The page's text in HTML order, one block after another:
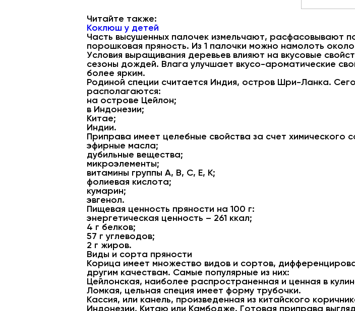
Читайте также:
Коклюш у детей
Часть высушенных палочек измельчают, расфасовывают
порошковая пряность. Из 1 палочки можно намолоть
Условия выращивания деревьев влияют на вкусовые
сезоны дождей. Влага улучшает вкусо-ароматические
более ярким.
Родиной специи считается Индия, остров Шри-Ланка.
располагаются:
на острове Цейлон;
в Индонезии;
Китае;
Индии.
Приправа имеет целебные свойства за счет химического
эфирные масла;
дубильные вещества;
микроэлементы;
витамины группы A, В, C, E, K;
фолиевая кислота;
кумарин;
эвгенол.
Пищевая ценность пряности на 100 г:
энергетическая ценность – 261 ккал;
4 г белков;
57 г углеводов;
2 г жиров.
Виды и сорта пряности
Корица имеет множество видов и сортов,
другим качествам. Самые популярные из них:
Цейлонская, наиболее распространенная и ценная в
Ломкая, цельная специя имеет форму трубочки.
Кассия, или канель, произведенная из китайского
Индонезии, Китаю или Камбодже. Готовая приправа